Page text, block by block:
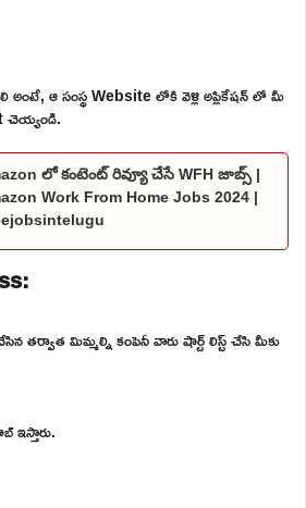
ఆ సంస్థ Website లోకి వెళ్లి అప్లికేషన్ లో మీ
చెయ్యండి.
లో కంటెంట్ రివ్యూ చేసే WFH జాబ్స్ |
Work From Home Jobs 2024 |
తర్వాత మిమ్మల్ని కంపెనీ వారు షార్ట్ లిస్ట్ చేసి మీకు
ఇస్తారు.